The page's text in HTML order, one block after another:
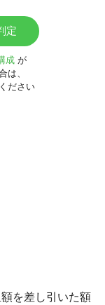
定
成 が
は、
ださい
を差し引いた額